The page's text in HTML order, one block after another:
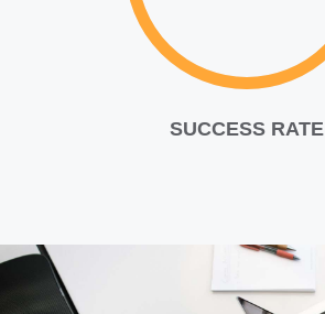
SUCCESS RATE